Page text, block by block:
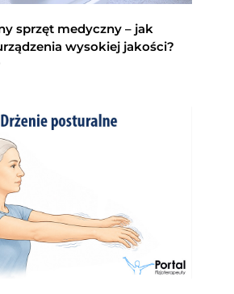
sprzęt medyczny – jak
wysokiej jakości?